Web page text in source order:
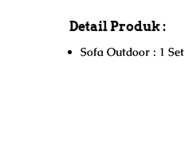
Detail Produk :
Sofa Outdoor : 1 Set